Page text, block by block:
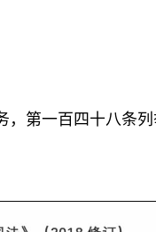
第一百四十八条